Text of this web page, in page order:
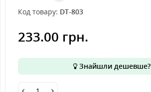
Код товару: DT-803
233.00 грн.
Знайшли дешевше?